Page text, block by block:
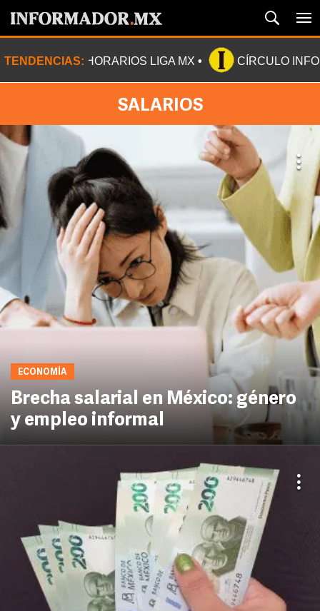
TENDENCIAS: HORARIOS LIGA MX CÍRCULO
SALARIOS
ECONOMÍA
Brecha salarial en México: género
y empleo informal